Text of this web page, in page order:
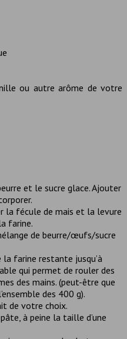
ou autre arôme de votre
et le sucre glace. Ajouter
la fécule de mais et la levure
farine.
de beurre/œufs/sucre
farine restante jusqu’à
qui permet de rouler des
des mains. (peut-être que
des 400 g).
de votre choix.
à peine la taille d’une